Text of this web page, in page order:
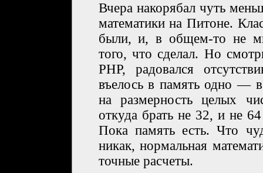
Вчера накорябал чуть
математики на Питоне.
были, и, в общем-то не
того, что сделал. Но
PHP, радовался
въелось в память одно —
на размерность целых
откуда брать не 32, и не
Пока память есть. Что
никак, нормальная
точные расчеты.